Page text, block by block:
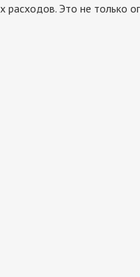
Это не только